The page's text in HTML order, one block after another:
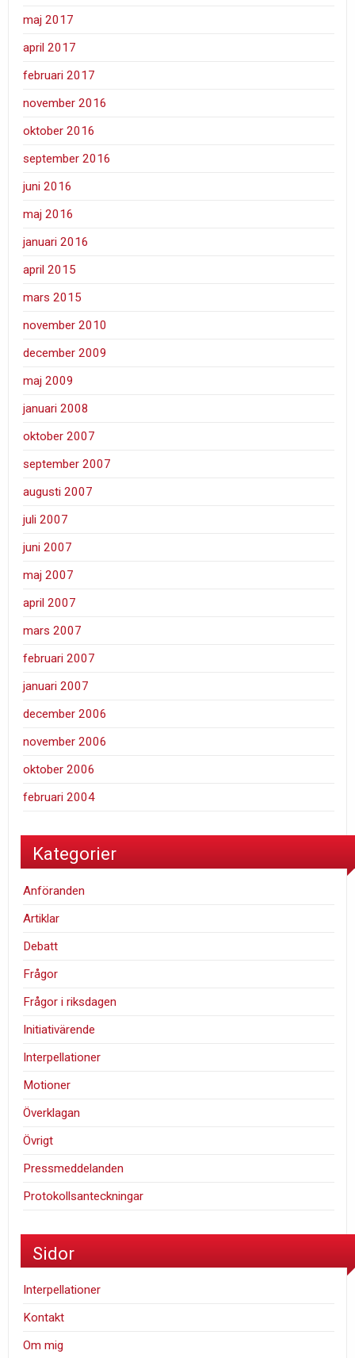
maj 2017
april 2017
februari 2017
november 2016
oktober 2016
september 2016
juni 2016
maj 2016
januari 2016
april 2015
mars 2015
november 2010
december 2009
maj 2009
januari 2008
oktober 2007
september 2007
augusti 2007
juli 2007
juni 2007
maj 2007
april 2007
mars 2007
februari 2007
januari 2007
december 2006
november 2006
oktober 2006
februari 2004
Kategorier
Anföranden
Artiklar
Debatt
Frågor
Frågor i riksdagen
Initiativärende
Interpellationer
Motioner
Överklagan
Övrigt
Pressmeddelanden
Protokollsanteckningar
Sidor
Interpellationer
Kontakt
Om mig